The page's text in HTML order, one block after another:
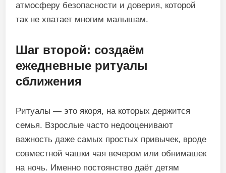
атмосферу безопасности и доверия, которой
так не хватает многим малышам.
Шаг второй: создаём
ежедневные ритуалы
сближения
Ритуалы — это якоря, на которых держится
семья. Взрослые часто недооценивают
важность даже самых простых привычек, вроде
совместной чашки чая вечером или обнимашек
на ночь. Именно постоянство даёт детям